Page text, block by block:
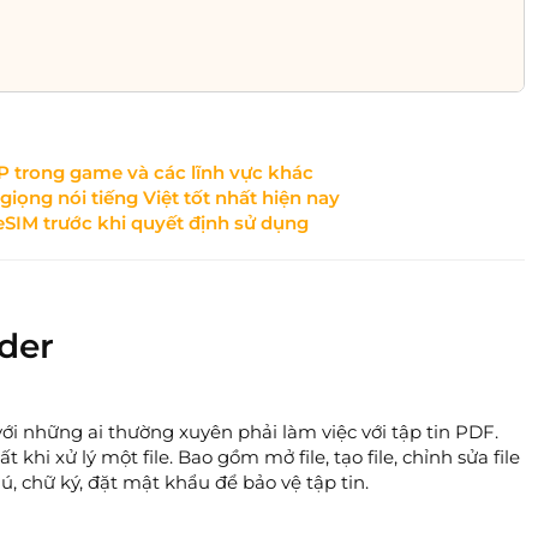
trong game và các lĩnh vực khác
nói tiếng Việt tốt nhất hiện nay
trước khi quyết định sử dụng
những ai thường xuyên phải làm việc với tập tin PDF.
khi xử lý một file. Bao gồm mở file, tạo file, chỉnh sửa file
chữ ký, đặt mật khẩu để bảo vệ tập tin.